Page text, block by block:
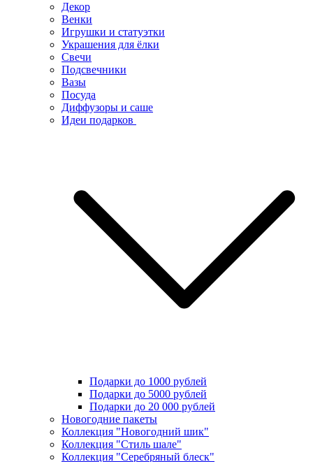
Декор
Венки
Игрушки и статуэтки
Украшения для ёлки
Свечи
Подсвечники
Вазы
Посуда
Диффузоры и саше
Идеи подарков
Подарки до 1000 рублей
Подарки до 5000 рублей
Подарки до 20 000 рублей
Новогодние пакеты
Коллекция "Новогодний шик"
Коллекция "Стиль шале"
Коллекция "Серебряный блеск"